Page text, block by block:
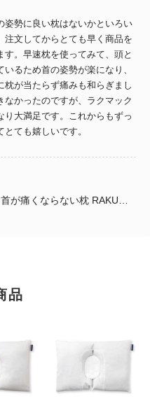
姿勢に良い枕はないかといろい
注文してからとても早く商品を
。早速枕を使ってみて、頭と
るため首の姿勢が楽になり、
枕が当たらず痛みも和らぎまし
かったのですが、ラクマック
り大満足です。これからもずっ
ても嬉しいです。
く楽になっているそうです。
品